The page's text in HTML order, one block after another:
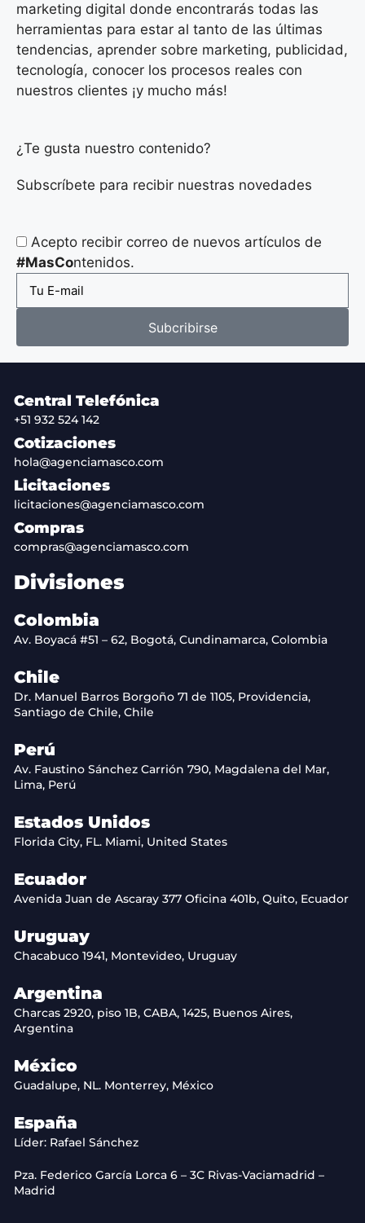
marketing digital donde encontrarás todas las
herramientas para estar al tanto de las últimas
tendencias, aprender sobre marketing, publicidad,
tecnología, conocer los procesos reales con
nuestros clientes ¡y mucho más!
¿Te gusta nuestro contenido?
Subscríbete para recibir nuestras novedades
Acepto recibir correo de nuevos artículos de
#MasContenidos.
Subcribirse
Central Telefónica
+51 932 524 142
Cotizaciones
hola@agenciamasco.com
Licitaciones
licitaciones@agenciamasco.com
Compras
compras@agenciamasco.com
Divisiones
Colombia
Av. Boyacá #51 – 62, Bogotá, Cundinamarca, Colombia
Chile
Dr. Manuel Barros Borgoño 71 de 1105, Providencia,
Santiago de Chile, Chile
Perú
Av. Faustino Sánchez Carrión 790, Magdalena del Mar,
Lima, Perú
Estados Unidos
Florida City, FL. Miami, United States
Ecuador
Avenida Juan de Ascaray 377 Oficina 401b, Quito, Ecuador
Uruguay
Chacabuco 1941, Montevideo, Uruguay
Argentina
Charcas 2920, piso 1B, CABA, 1425, Buenos Aires,
Argentina
México
Guadalupe, NL. Monterrey, México
España
Líder: Rafael Sánchez
Pza. Federico García Lorca 6 – 3C Rivas-Vaciamadrid –
Madrid